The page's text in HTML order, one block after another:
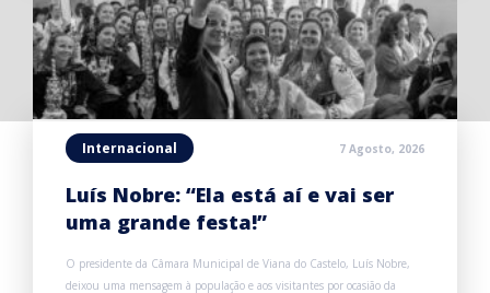
Internacional 7 Agosto, 2026
Luís Nobre: “Ela está aí e vai ser
uma grande festa!”
O presidente da Câmara Municipal de Viana do Castelo, Luís Nobre,
deixou uma mensagem à população e aos visitantes por ocasião da